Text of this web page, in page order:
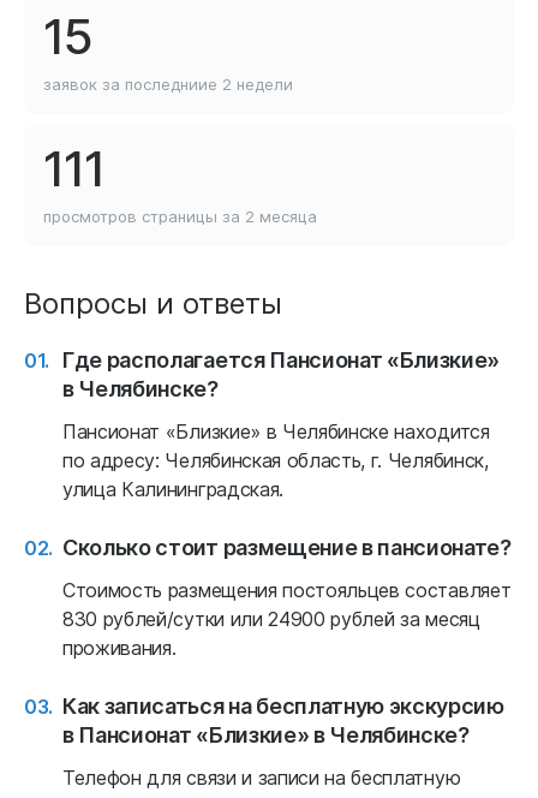
15
заявок за последниие 2 недели
111
просмотров страницы за 2 месяца
Вопросы и ответы
Где располагается Пансионат «Близкие»
в Челябинске?
Пансионат «Близкие» в Челябинске находится
по адресу: Челябинская область, г. Челябинск,
улица Калининградская.
Сколько стоит размещение в пансионате?
Стоимость размещения постояльцев составляет
830 рублей/сутки или 24900 рублей за месяц
проживания.
Как записаться на бесплатную экскурсию
в Пансионат «Близкие» в Челябинске?
Телефон для связи и записи на бесплатную